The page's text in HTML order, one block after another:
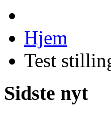
Hjem
Test
Sidste nyt